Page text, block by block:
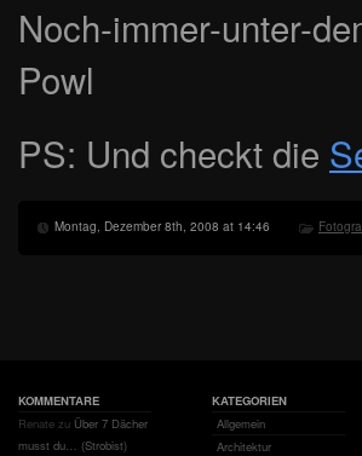
Noch-immer-unter-
Powl
PS: Und checkt die
Montag, Dezember 8th, 2008 at 14:46
KOMMENTARE
Renate zu Über 7 Dächer
musst du… (Strobist)
KATEGORIEN
Allgemein
Architektur